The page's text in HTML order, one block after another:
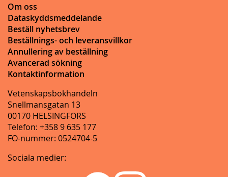
Om oss
Dataskyddsmeddelande
Beställ nyhetsbrev
Beställnings- och leveransvillkor
Annullering av beställning
Avancerad sökning
Kontaktinformation
Vetenskapsbokhandeln
Snellmansgatan 13
00170 HELSINGFORS
Telefon: +358 9 635 177
FO-nummer: 0524704-5
Sociala medier: